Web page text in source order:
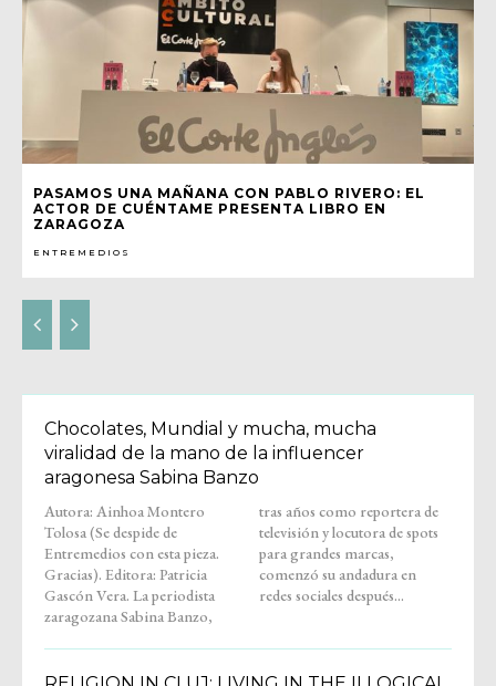
PASAMOS UNA MAÑANA CON PABLO RIVERO: EL
ACTOR DE CUÉNTAME PRESENTA LIBRO EN
ZARAGOZA
ENTREMEDIOS
Chocolates, Mundial y mucha, mucha
viralidad de la mano de la influencer
aragonesa Sabina Banzo
Autora: Ainhoa Montero
Tolosa (Se despide de
Entremedios con esta pieza.
Gracias). Editora: Patricia
Gascón Vera. La periodista
zaragozana Sabina Banzo,
tras años como reportera de
televisión y locutora de spots
para grandes marcas,
comenzó su andadura en
redes sociales después...